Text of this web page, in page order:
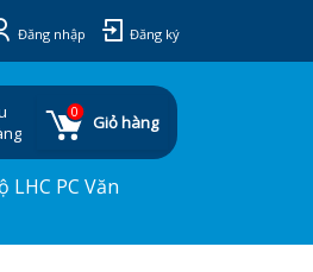
Đăng nhập Đăng ký
0
Giỏ hàng
LHC PC Văn